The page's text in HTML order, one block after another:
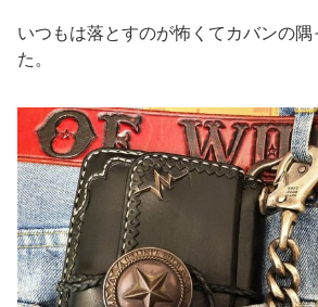
いつもは落とすのが怖くてカバンの
た。